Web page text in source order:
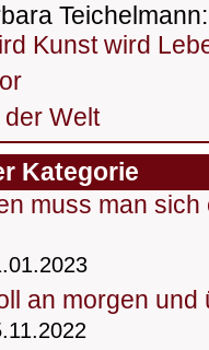
Teichelmann:
Kunst wird
Welt
Kategorie
muss man
an morgen